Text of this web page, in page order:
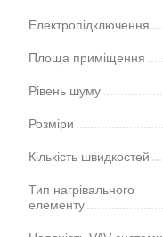
Електропідключення
Площа приміщення
Рівень шуму
Розміри
Кількість швидкостей
Тип нагрівального
елементу